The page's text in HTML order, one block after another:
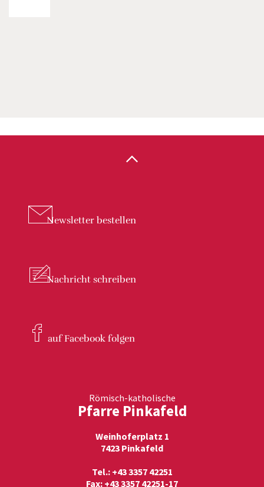
Newsletter bestellen
Nachricht schreiben
auf Facebook folgen
Römisch-katholische
Pfarre Pinkafeld
Weinhoferplatz 1
7423 Pinkafeld
Tel.: +43 3357 42251
Fax: +43 3357 42251-17